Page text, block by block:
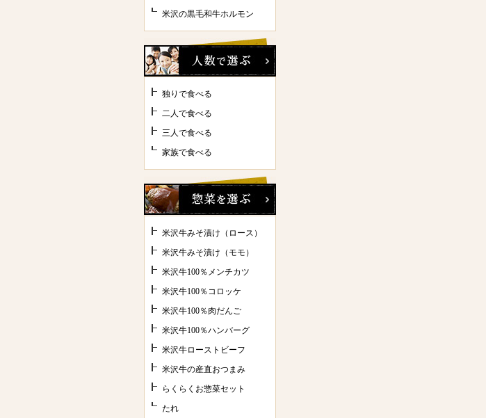
米沢の黒毛和牛ホルモン
独りで食べる
二人で食べる
三人で食べる
家族で食べる
米沢牛みそ漬け（ロース）
米沢牛みそ漬け（モモ）
米沢牛100％メンチカツ
米沢牛100％コロッケ
米沢牛100％肉だんご
米沢牛100％ハンバーグ
米沢牛ローストビーフ
米沢牛の産直おつまみ
らくらくお惣菜セット
たれ